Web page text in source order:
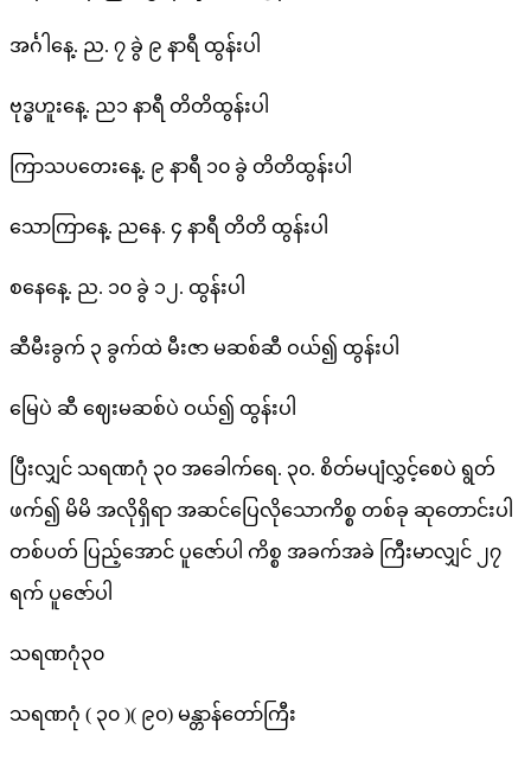
အင်္ဂါနေ့. ည. ၇ ခွဲ ၉ နာရီ ထွန်းပါ
ဗုဒ္ဓဟူးနေ့. ည၁ နာရီ တိတိထွန်းပါ
ကြာသပတေးနေ့. ၉ နာရီ ၁၀ ခွဲ တိတိထွန်းပါ
သောကြာနေ့. ညနေ. ၄ နာရီ တိတိ ထွန်းပါ
စနေနေ့. ည. ၁၀ ခွဲ ၁၂. ထွန်းပါ
ဆီမီးခွက် ၃ ခွက်ထဲ မီးဇာ မဆစ်ဆီ ဝယ်၍ ထွန်းပါ
မြေပဲ ဆီ ဈေးမဆစ်ပဲ ဝယ်၍ ထွန်းပါ
ပြီးလျှင် သရဏဂုံ ၃၀ အခေါက်ရေ. ၃၀. စိတ်မပျံလွှင့်စေပဲ ရွတ်
ဖက်၍ မိမိ အလိုရှိရာ အဆင်ပြေလိုသောကိစ္စ တစ်ခု ဆုတောင်းပါ
တစ်ပတ် ပြည့်အောင် ပူဇော်ပါ ကိစ္စ အခက်အခဲ ကြီးမာလျှင် ၂၇
ရက် ပူဇော်ပါ
သရဏဂုံ၃၀
သရဏဂုံ ( ၃၀ )( ၉၀) မန္တာန်တော်ကြီး